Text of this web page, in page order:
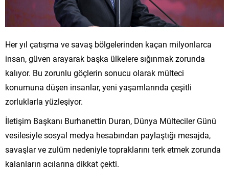
Her yıl çatışma ve savaş bölgelerinden kaçan milyonlarca
insan, güven arayarak başka ülkelere sığınmak zorunda
kalıyor. Bu zorunlu göçlerin sonucu olarak mülteci
konumuna düşen insanlar, yeni yaşamlarında çeşitli
zorluklarla yüzleşiyor.
İletişim Başkanı Burhanettin Duran, Dünya Mülteciler Günü
vesilesiyle sosyal medya hesabından paylaştığı mesajda,
savaşlar ve zulüm nedeniyle topraklarını terk etmek zorunda
kalanların acılarına dikkat çekti.